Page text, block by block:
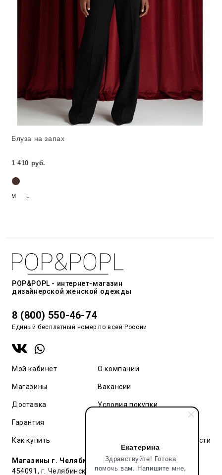
Екатерина
Здравствуйте! Готова
помочь вам. Напишите мне,
Блуза на запах
1 410 руб.
M L
POP&POPL - интернет-магазин
дизайнерской женской одежды
8 (800) 550-46-74
Единый бесплатный номер по всей России
Мой кабинет
Магазины
Доставка
Гарантия
Как купить
О компании
Вакансии
Условия покупки
Политика конфиденциальности
Магазины г. Челябинск:
454091, г. Челябинск, ул. Труда, 91 БЦ Гардероб